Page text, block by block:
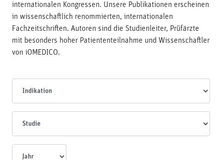
internationalen Kongressen. Unsere Publikationen erscheinen
in wissenschaftlich renommierten, internationalen
Fachzeitschriften. Autoren sind die Studienleiter, Prüfärzte
mit besonders hoher Patiententeilnahme und Wissenschaftler
von iOMEDICO.